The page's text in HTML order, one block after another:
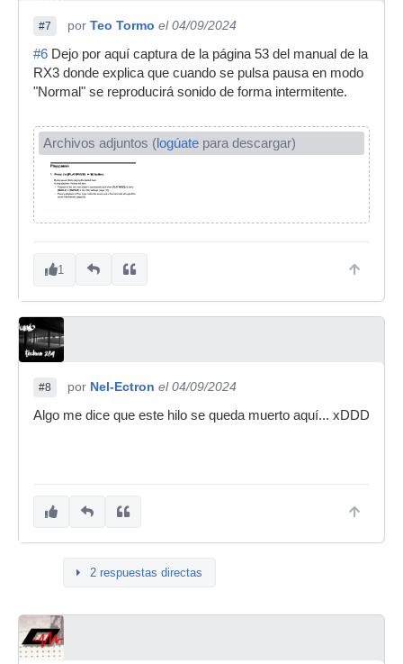
#7 por Teo Tormo el 04/09/2024
#6 Dejo por aquí captura de la página 53 del manual de la
RX3 donde explica que cuando se pulsa pausa en modo
"Normal" se reproducirá sonido de forma intermitente.
Archivos adjuntos (logúate para descargar)
1
#8 por Nel-Ectron el 04/09/2024
Algo me dice que este hilo se queda muerto aquí... xDDD
2 respuestas directas